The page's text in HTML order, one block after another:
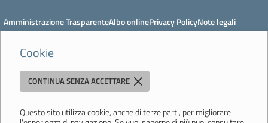
Cookie
CONTINUA SENZA ACCETTARE
Questo sito utilizza cookie, anche di terze parti, per migliorare
Amministrazione TrasparenteAlbo onlinePrivacy PolicyNote legali
Meccanismo di feedbackDichiarazioni di accessibilitàPreferenze cookie
Istituto di Istruzione Superiore 'Primo Levi'
764354 - Email:mois00200c@istruzione.it- PEC: